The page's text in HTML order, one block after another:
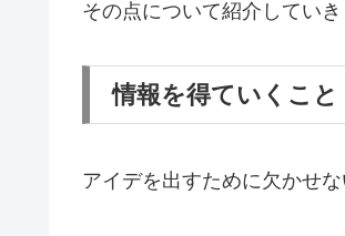
その点について紹介していき
情報を得ていくこと
アイデを出すために欠かせ